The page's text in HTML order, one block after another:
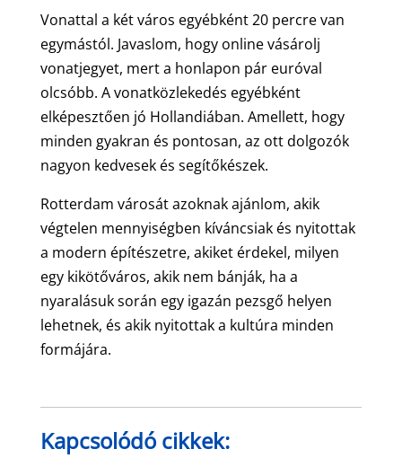
Vonattal a két város egyébként 20 percre van
egymástól. Javaslom, hogy online vásárolj
vonatjegyet, mert a honlapon pár euróval
olcsóbb. A vonatközlekedés egyébként
elképesztően jó Hollandiában. Amellett, hogy
minden gyakran és pontosan, az ott dolgozók
nagyon kedvesek és segítőkészek.
Rotterdam városát azoknak ajánlom, akik
végtelen mennyiségben kíváncsiak és nyitottak
a modern építészetre, akiket érdekel, milyen
egy kikötőváros, akik nem bánják, ha a
nyaralásuk során egy igazán pezsgő helyen
lehetnek, és akik nyitottak a kultúra minden
formájára.
Kapcsolódó cikkek: